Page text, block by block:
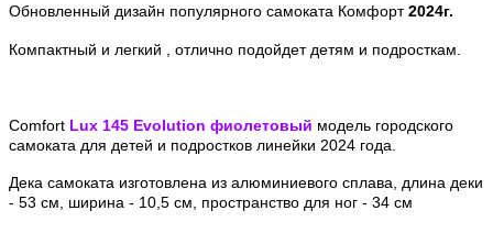
Обновленный дизайн популярного самоката Комфорт2024г.
Компактный и легкий , отлично подойдет детям и подросткам.
Comfort Lux 145 Evolution фиолетовый модель городского
самоката для детей и подростков линейки 2024 года.
Дека самоката изготовлена из алюминиевого сплава, длина деки
- 53 см, ширина - 10,5 см, пространство для ног - 34 см